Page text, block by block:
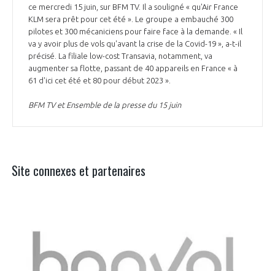
ce mercredi 15 juin, sur BFM TV. Il a souligné « qu'Air France
KLM sera prêt pour cet été ». Le groupe a embauché 300
pilotes et 300 mécaniciens pour faire face à la demande. « Il
va y avoir plus de vols qu'avant la crise de la Covid-19 », a-t-il
précisé. La filiale low-cost Transavia, notamment, va
augmenter sa flotte, passant de 40 appareils en France « à
61 d'ici cet été et 80 pour début 2023 ».
BFM TV et Ensemble de la presse du 15 juin
Site connexes et partenaires